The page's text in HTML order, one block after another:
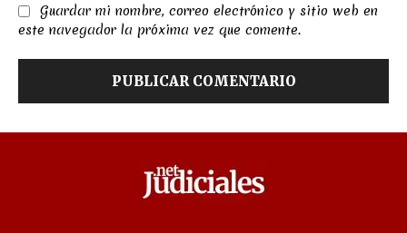
Guardar mi nombre, correo electrónico y sitio web en
este navegador la próxima vez que comente.